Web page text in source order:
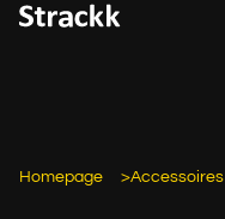
Homepage Accessoires